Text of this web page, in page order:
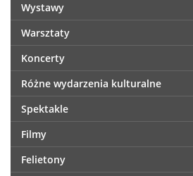
Wystawy
Warsztaty
Koncerty
Różne wydarzenia kulturalne
Spektakle
Filmy
Felietony